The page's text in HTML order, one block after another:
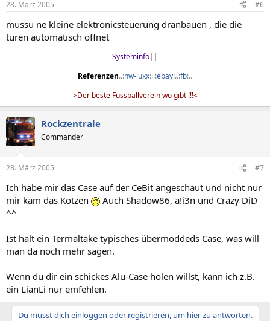
28. März 2005 #6
mussu ne kleine elektronicsteuerung dranbauen , die die
türen automatisch öffnet
Systeminfo||​
Referenzen..:hw-luxx:..:ebay:..:fb:..​
-->Der beste Fussballverein wo gibt !!!<--​
Rockzentrale
Commander
28. März 2005 #7
Ich habe mir das Case auf der CeBit angeschaut und nicht nur
mir kam das Kotzen
Auch Shadow86, a!i3n und Crazy DiD
^^
Ist halt ein Termaltake typisches übermoddeds Case, was will
man da noch mehr sagen.
Wenn du dir ein schickes Alu-Case holen willst, kann ich z.B.
ein LianLi nur emfehlen.
Du musst dich einloggen oder registrieren, um hier zu antworten.